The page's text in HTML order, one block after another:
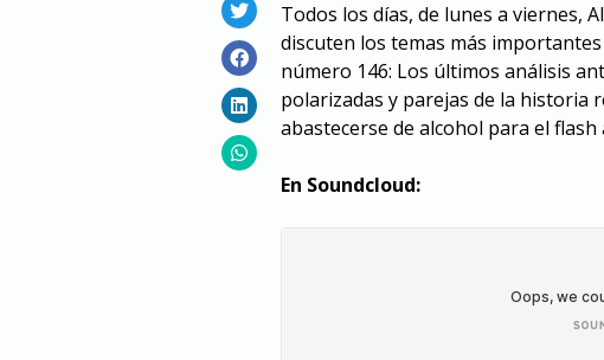
Todos los días, de lunes a viernes,
discuten los temas más
número 146: Los últimos análisis
polarizadas y parejas de la historia
abastecerse de alcohol para el flash
En Soundcloud: